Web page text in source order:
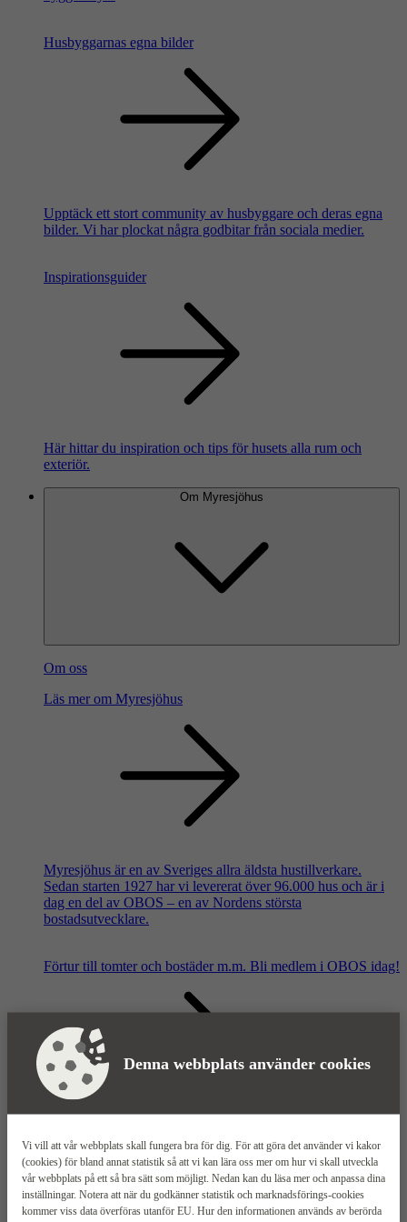
Denna webbplats använder cookies
Vi vill att vår webbplats skall fungera bra för dig. För att göra det använder vi kakor
(cookies) för bland annat statistik så att vi kan lära oss mer om hur vi skall utveckla
vår webbplats på ett så bra sätt som möjligt. Nedan kan du läsa mer och anpassa dina
inställningar. Notera att när du godkänner statistik och marknadsförings-cookies
kommer viss data överföras utanför EU. Hur den informationen används av berörda
Husbyggarnas egna bilder
Upptäck ett stort community av husbyggare och deras egna
bilder. Vi har plockat några godbitar från sociala medier.
Inspirationsguider
Här hittar du inspiration och tips för husets alla rum och
exteriör.
Om Myresjöhus
Om oss
Läs mer om Myresjöhus
Myresjöhus är en av Sveriges allra äldsta hustillverkare.
Sedan starten 1927 har vi levererat över 96.000 hus och är i
dag en del av OBOS – en av Nordens största
bostadsutvecklare.
Förtur till tomter och bostäder m.m. Bli medlem i OBOS idag!
Våra säljkontor